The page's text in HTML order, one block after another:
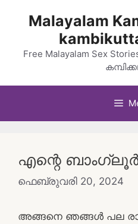
Malayalam
Free Malayalam Sex
എന്റെ
ഫെബ്രുവരി 20, 2024
അങ്ങനെ ഞങ്ങള്‍ പല